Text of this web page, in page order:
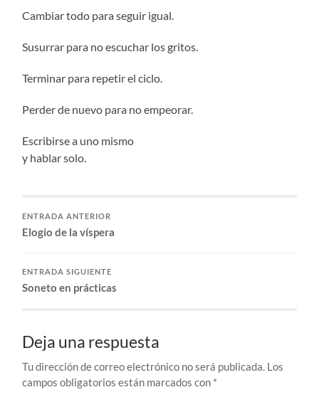
Cambiar todo para seguir igual.
Susurrar para no escuchar los gritos.
Terminar para repetir el ciclo.
Perder de nuevo para no empeorar.
Escribirse a uno mismo
y hablar solo.
ENTRADA ANTERIOR
Elogio de la víspera
ENTRADA SIGUIENTE
Soneto en prácticas
Deja una respuesta
Tu dirección de correo electrónico no será publicada. Los
campos obligatorios están marcados con *